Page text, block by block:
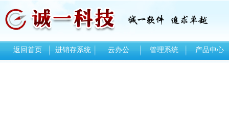
返回首页 进销存系统 云办公 管理系统 产品中心